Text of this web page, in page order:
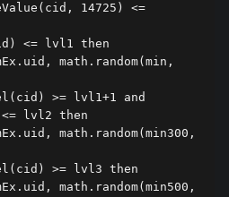
14725) <=
<= lvl1 then
math.random(min,
>= lvl1+1 and
lvl2 then
math.random(min300,
>= lvl3 then
math.random(min500,